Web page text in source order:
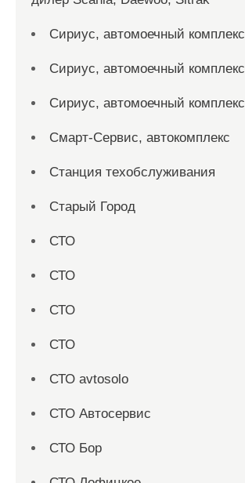
Сириус, автомоечный комплекс
Сириус, автомоечный комплекс
Сириус, автомоечный комплекс
Смарт-Сервис, автокомплекс
Станция техобслуживания
Старый Город
СТО
СТО
СТО
СТО
СТО avtosolo
СТО Автосервис
СТО Бор